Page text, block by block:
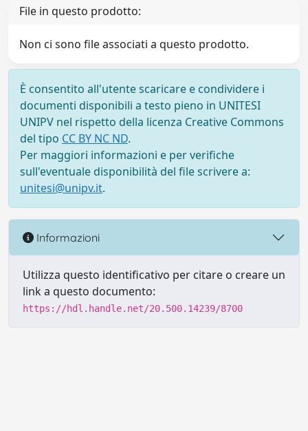
File in questo prodotto:
Non ci sono file associati a questo prodotto.
È consentito all'utente scaricare e condividere i
documenti disponibili a testo pieno in UNITESI
UNIPV nel rispetto della licenza Creative Commons
del tipo CC BY NC ND.
Per maggiori informazioni e per verifiche
sull'eventuale disponibilità del file scrivere a:
unitesi@unipv.it.
Informazioni
Utilizza questo identificativo per citare o creare un
link a questo documento:
https://hdl.handle.net/20.500.14239/8700